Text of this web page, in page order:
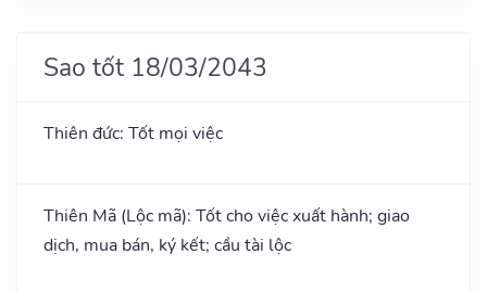
Sao tốt 18/03/2043
Thiên đức: Tốt mọi việc
Thiên Mã (Lộc mã): Tốt cho việc xuất hành; giao
dịch, mua bán, ký kết; cầu tài lộc